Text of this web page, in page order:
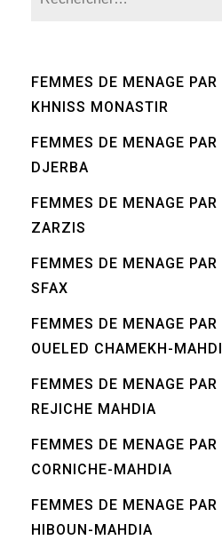
FEMMES DE MENAGE
KHNISS MONASTIR
FEMMES DE MENAGE
DJERBA
FEMMES DE MENAGE
ZARZIS
FEMMES DE MENAGE
SFAX
FEMMES DE MENAGE
OUELED CHAMEKH-
FEMMES DE MENAGE
REJICHE MAHDIA
FEMMES DE MENAGE
CORNICHE-MAHDIA
FEMMES DE MENAGE
HIBOUN-MAHDIA